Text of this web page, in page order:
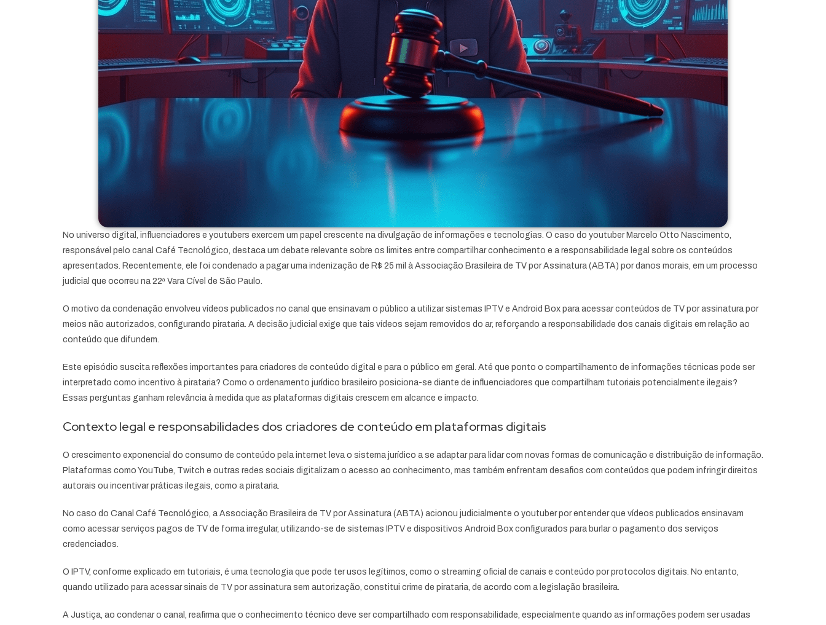
No universo digital, influenciadores e youtubers exercem um papel crescente na divulgação de informações e tecnologias. O caso do youtuber Marcelo Otto Nascimento,
responsável pelo canal Café Tecnológico, destaca um debate relevante sobre os limites entre compartilhar conhecimento e a responsabilidade legal sobre os conteúdos
apresentados. Recentemente, ele foi condenado a pagar uma indenização de R$ 25 mil à Associação Brasileira de TV por Assinatura (ABTA) por danos morais, em um processo
judicial que ocorreu na 22ª Vara Cível de São Paulo.
O motivo da condenação envolveu vídeos publicados no canal que ensinavam o público a utilizar sistemas IPTV e Android Box para acessar conteúdos de TV por assinatura por
meios não autorizados, configurando pirataria. A decisão judicial exige que tais vídeos sejam removidos do ar, reforçando a responsabilidade dos canais digitais em relação ao
conteúdo que difundem.
Este episódio suscita reflexões importantes para criadores de conteúdo digital e para o público em geral. Até que ponto o compartilhamento de informações técnicas pode ser
interpretado como incentivo à pirataria? Como o ordenamento jurídico brasileiro posiciona-se diante de influenciadores que compartilham tutoriais potencialmente ilegais?
Essas perguntas ganham relevância à medida que as plataformas digitais crescem em alcance e impacto.
Contexto legal e responsabilidades dos criadores de conteúdo em plataformas digitais
O crescimento exponencial do consumo de conteúdo pela internet leva o sistema jurídico a se adaptar para lidar com novas formas de comunicação e distribuição de informação.
Plataformas como YouTube, Twitch e outras redes sociais digitalizam o acesso ao conhecimento, mas também enfrentam desafios com conteúdos que podem infringir direitos
autorais ou incentivar práticas ilegais, como a pirataria.
No caso do Canal Café Tecnológico, a Associação Brasileira de TV por Assinatura (ABTA) acionou judicialmente o youtuber por entender que vídeos publicados ensinavam
como acessar serviços pagos de TV de forma irregular, utilizando-se de sistemas IPTV e dispositivos Android Box configurados para burlar o pagamento dos serviços
credenciados.
O IPTV, conforme explicado em tutoriais, é uma tecnologia que pode ter usos legítimos, como o streaming oficial de canais e conteúdo por protocolos digitais. No entanto,
quando utilizado para acessar sinais de TV por assinatura sem autorização, constitui crime de pirataria, de acordo com a legislação brasileira.
A Justiça, ao condenar o canal, reafirma que o conhecimento técnico deve ser compartilhado com responsabilidade, especialmente quando as informações podem ser usadas